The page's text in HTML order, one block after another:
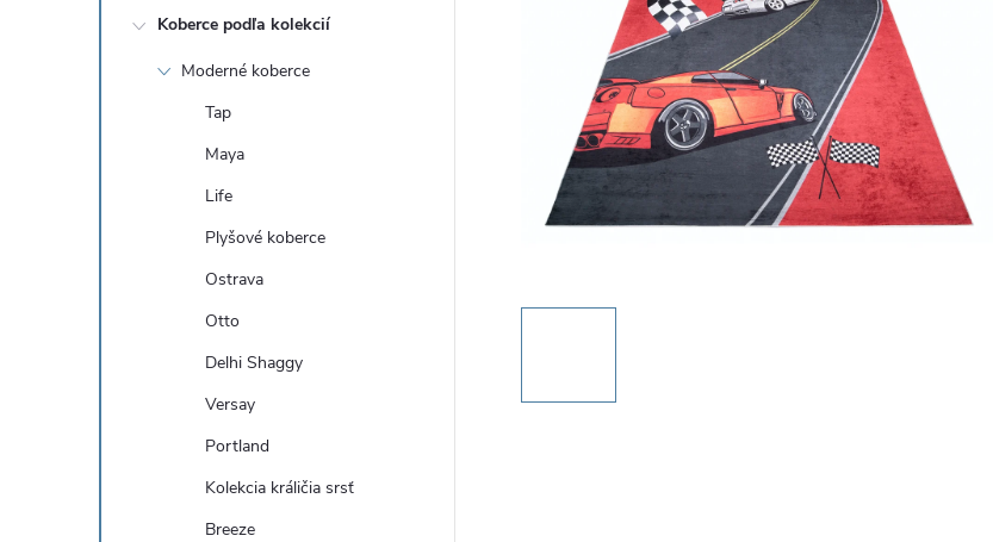
Koberce podľa kolekcií
Moderné koberce
Tap
Maya
Life
Plyšové koberce
Ostrava
Otto
Delhi Shaggy
Versay
Portland
Kolekcia králičia srsť
Breeze